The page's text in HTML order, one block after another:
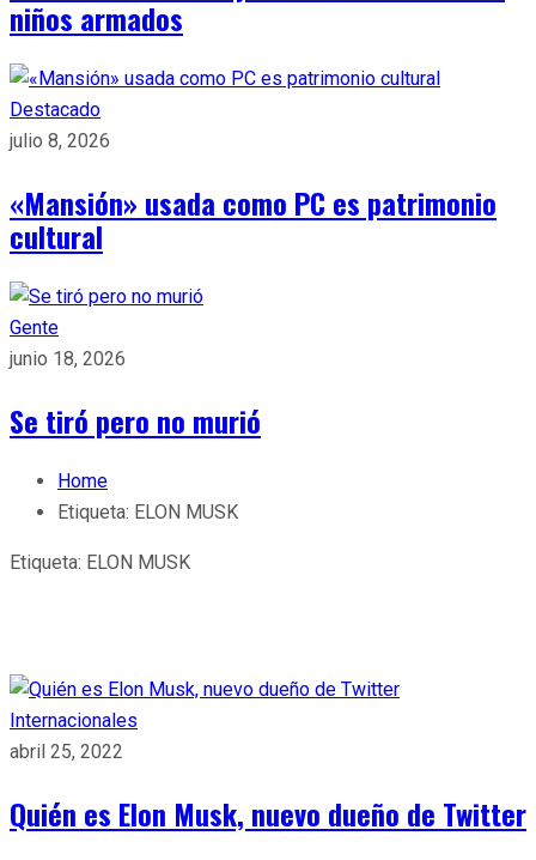
niños armados
Destacado
julio 8, 2026
«Mansión» usada como PC es patrimonio
cultural
Gente
junio 18, 2026
Se tiró pero no murió
Home
Etiqueta: ELON MUSK
Etiqueta: ELON MUSK
Internacionales
abril 25, 2022
Quién es Elon Musk, nuevo dueño de Twitter